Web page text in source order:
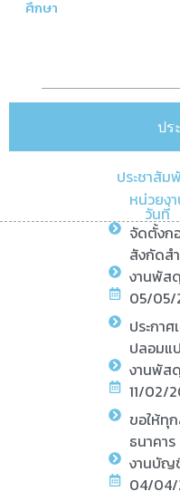
ศึกษา
ปร
ประชาสัม
หน่วยง
วันที่
จัดตั้งก
สังกัดส
งานพัสดุ
05/05/
ประกา
ปลอมแ
งานพัสดุ
11/02/
ขอให้ทุ
ธนาคาร
งานบัญ
04/04/